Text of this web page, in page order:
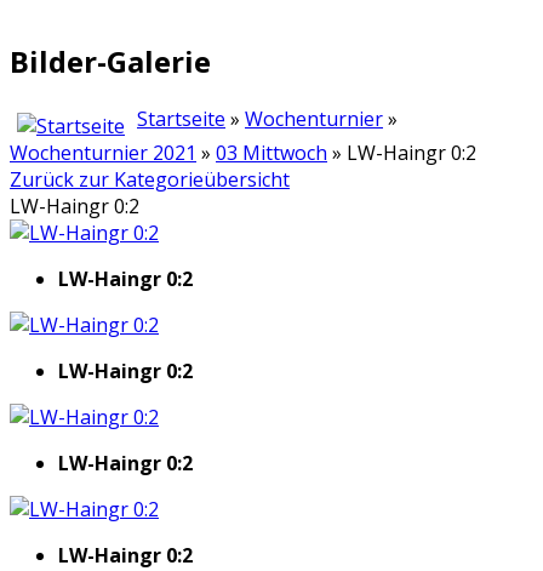
Bilder-Galerie
Startseite » Wochenturnier»
Wochenturnier 2021 » 03 Mittwoch » LW-Haingr 0:2
Zurück zur Kategorieübersicht
LW-Haingr 0:2
LW-Haingr 0:2
LW-Haingr 0:2
LW-Haingr 0:2
LW-Haingr 0:2